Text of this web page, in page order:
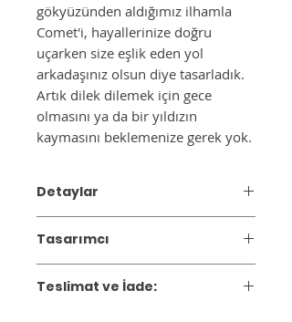
gökyüzünden aldığımız ilhamla
Comet'i, hayallerinize doğru
uçarken size eşlik eden yol
arkadaşınız olsun diye tasarladık.
Artık dilek dilemek için gece
olmasını ya da bir yıldızın
kaymasını beklemenize gerek yok.
Detaylar
Renk:Mavi
Materyal:Seramik
Ürün Ebatı: 11x10 cm
Tasarımcı
kurulan Maiizen, zamansız çizgileri
Teslimat ve İade: